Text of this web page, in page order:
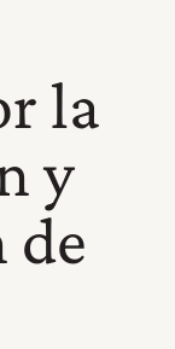
la
y
de